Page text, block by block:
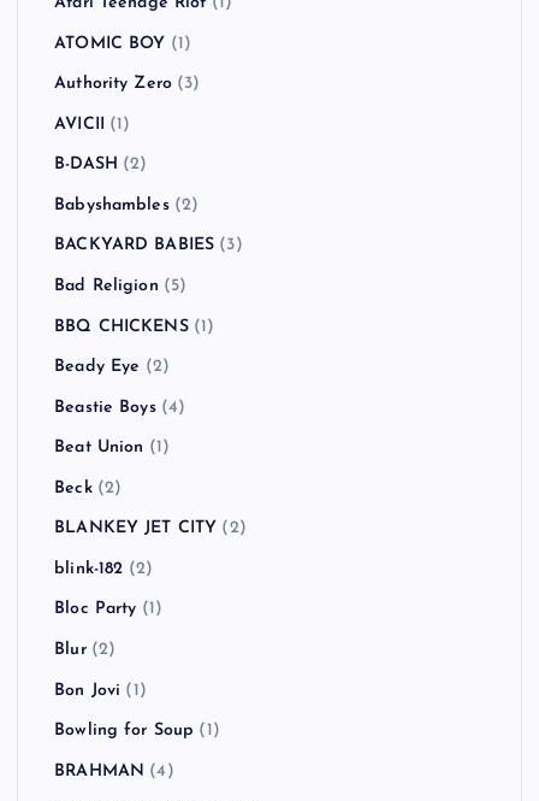
ATOMIC BOY (1)
Authority Zero (3)
AVICII (1)
B-DASH (2)
Babyshambles(2)
BACKYARD BABIES (3)
Bad Religion (5)
BBQ CHICKENS(1)
Beady Eye (2)
Beastie Boys(4)
Beat Union (1)
Beck(2)
BLANKEY JET CITY (2)
blink-182 (2)
Bloc Party (1)
Blur(2)
Bon Jovi (1)
Bowling for Soup (1)
BRAHMAN (4)